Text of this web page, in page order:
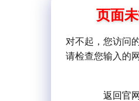
页面
对不起，您访问
请检查您输入的
返回官